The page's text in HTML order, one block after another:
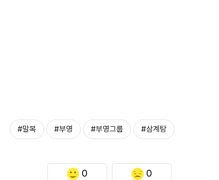
#말복 #부영 #부영그룹 #삼계탕
0 0